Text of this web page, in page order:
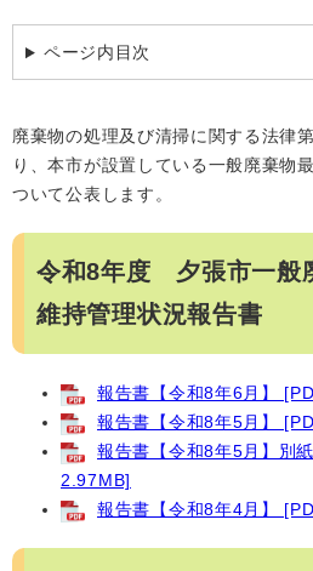
ページ内目次
廃棄物の処理及び清掃に関する法律
り、本市が設置している一般廃棄物
ついて公表します。
令和8年度 夕張市一般
維持管理状況報告書
報告書【令和8年6月】
報告書【令和8年5月】
報告書【令和8年5月】別
2.97MB]
報告書【令和8年4月】